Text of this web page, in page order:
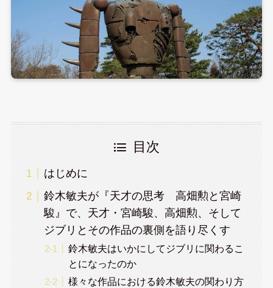
目次
はじめに
鈴木敏夫が『天才の思考 高畑勲と宮崎
駿』で、天才・宮崎駿、高畑勲、そして
ジブリとその作品の裏側を語り尽くす
鈴木敏夫はいかにしてジブリに関わるこ
とになったのか
様々な作品における鈴木敏夫の関わり方